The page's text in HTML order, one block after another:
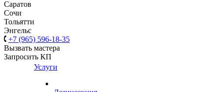
Саратов
Сочи
Тольятти
Энгельс
+7 (965) 596-18-35
Вызвать мастера
Запросить КП
Услуги